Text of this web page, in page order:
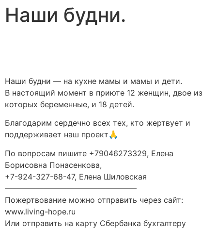
Наши будни.
Наши будни — на кухне мамы и мамы и дети.
В настоящий момент в приюте 12 женщин, двое из
которых беременные, и 18 детей.
Благодарим сердечно всех тех, кто жертвует и
поддерживает наш проект🙏
По вопросам пишите +79046273329, Елена
Борисовна Понасенкова,
+7-924-327-68-47, Елена Шиловская
—————————————————
Пожертвование можно отправить через сайт:
www.living-hope.ru
Или отправить на карту Сбербанка бухгалтеру